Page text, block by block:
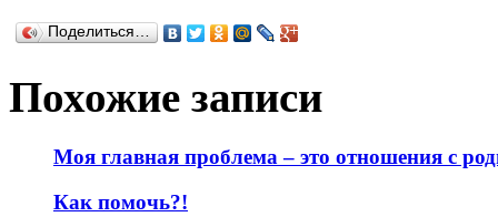
Поделиться…
Похожие записи
Моя главная проблема – это отношения с
Как помочь?!